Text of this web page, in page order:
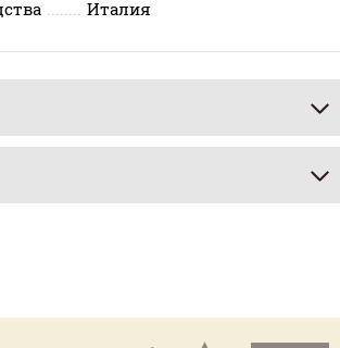
Италия